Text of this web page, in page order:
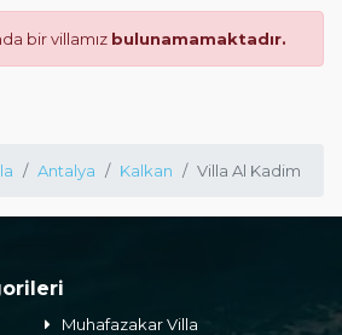
bir villamız bulunamamaktadır.
Antalya Kalkan Villa Al Kadim
Muhafazakar Villa